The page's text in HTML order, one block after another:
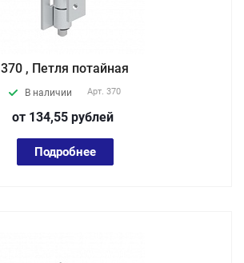
370 , Петля потайная
В наличии Арт. 370
от 134,55 рублей
Подробнее